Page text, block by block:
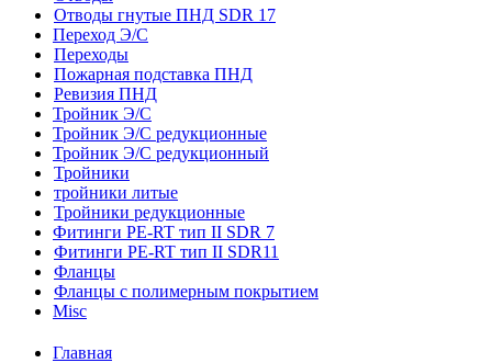
Отводы гнутые ПНД SDR 17
Переход Э/С
Переходы
Пожарная подставка ПНД
Ревизия ПНД
Тройник Э/С
Тройник Э/С редукционные
Тройник Э/С редукционный
Тройники
тройники литые
Тройники редукционные
Фитинги PE-RT тип II SDR 7
Фитинги PE-RT тип II SDR11
Фланцы
Фланцы с полимерным покрытием
Misc
Главная